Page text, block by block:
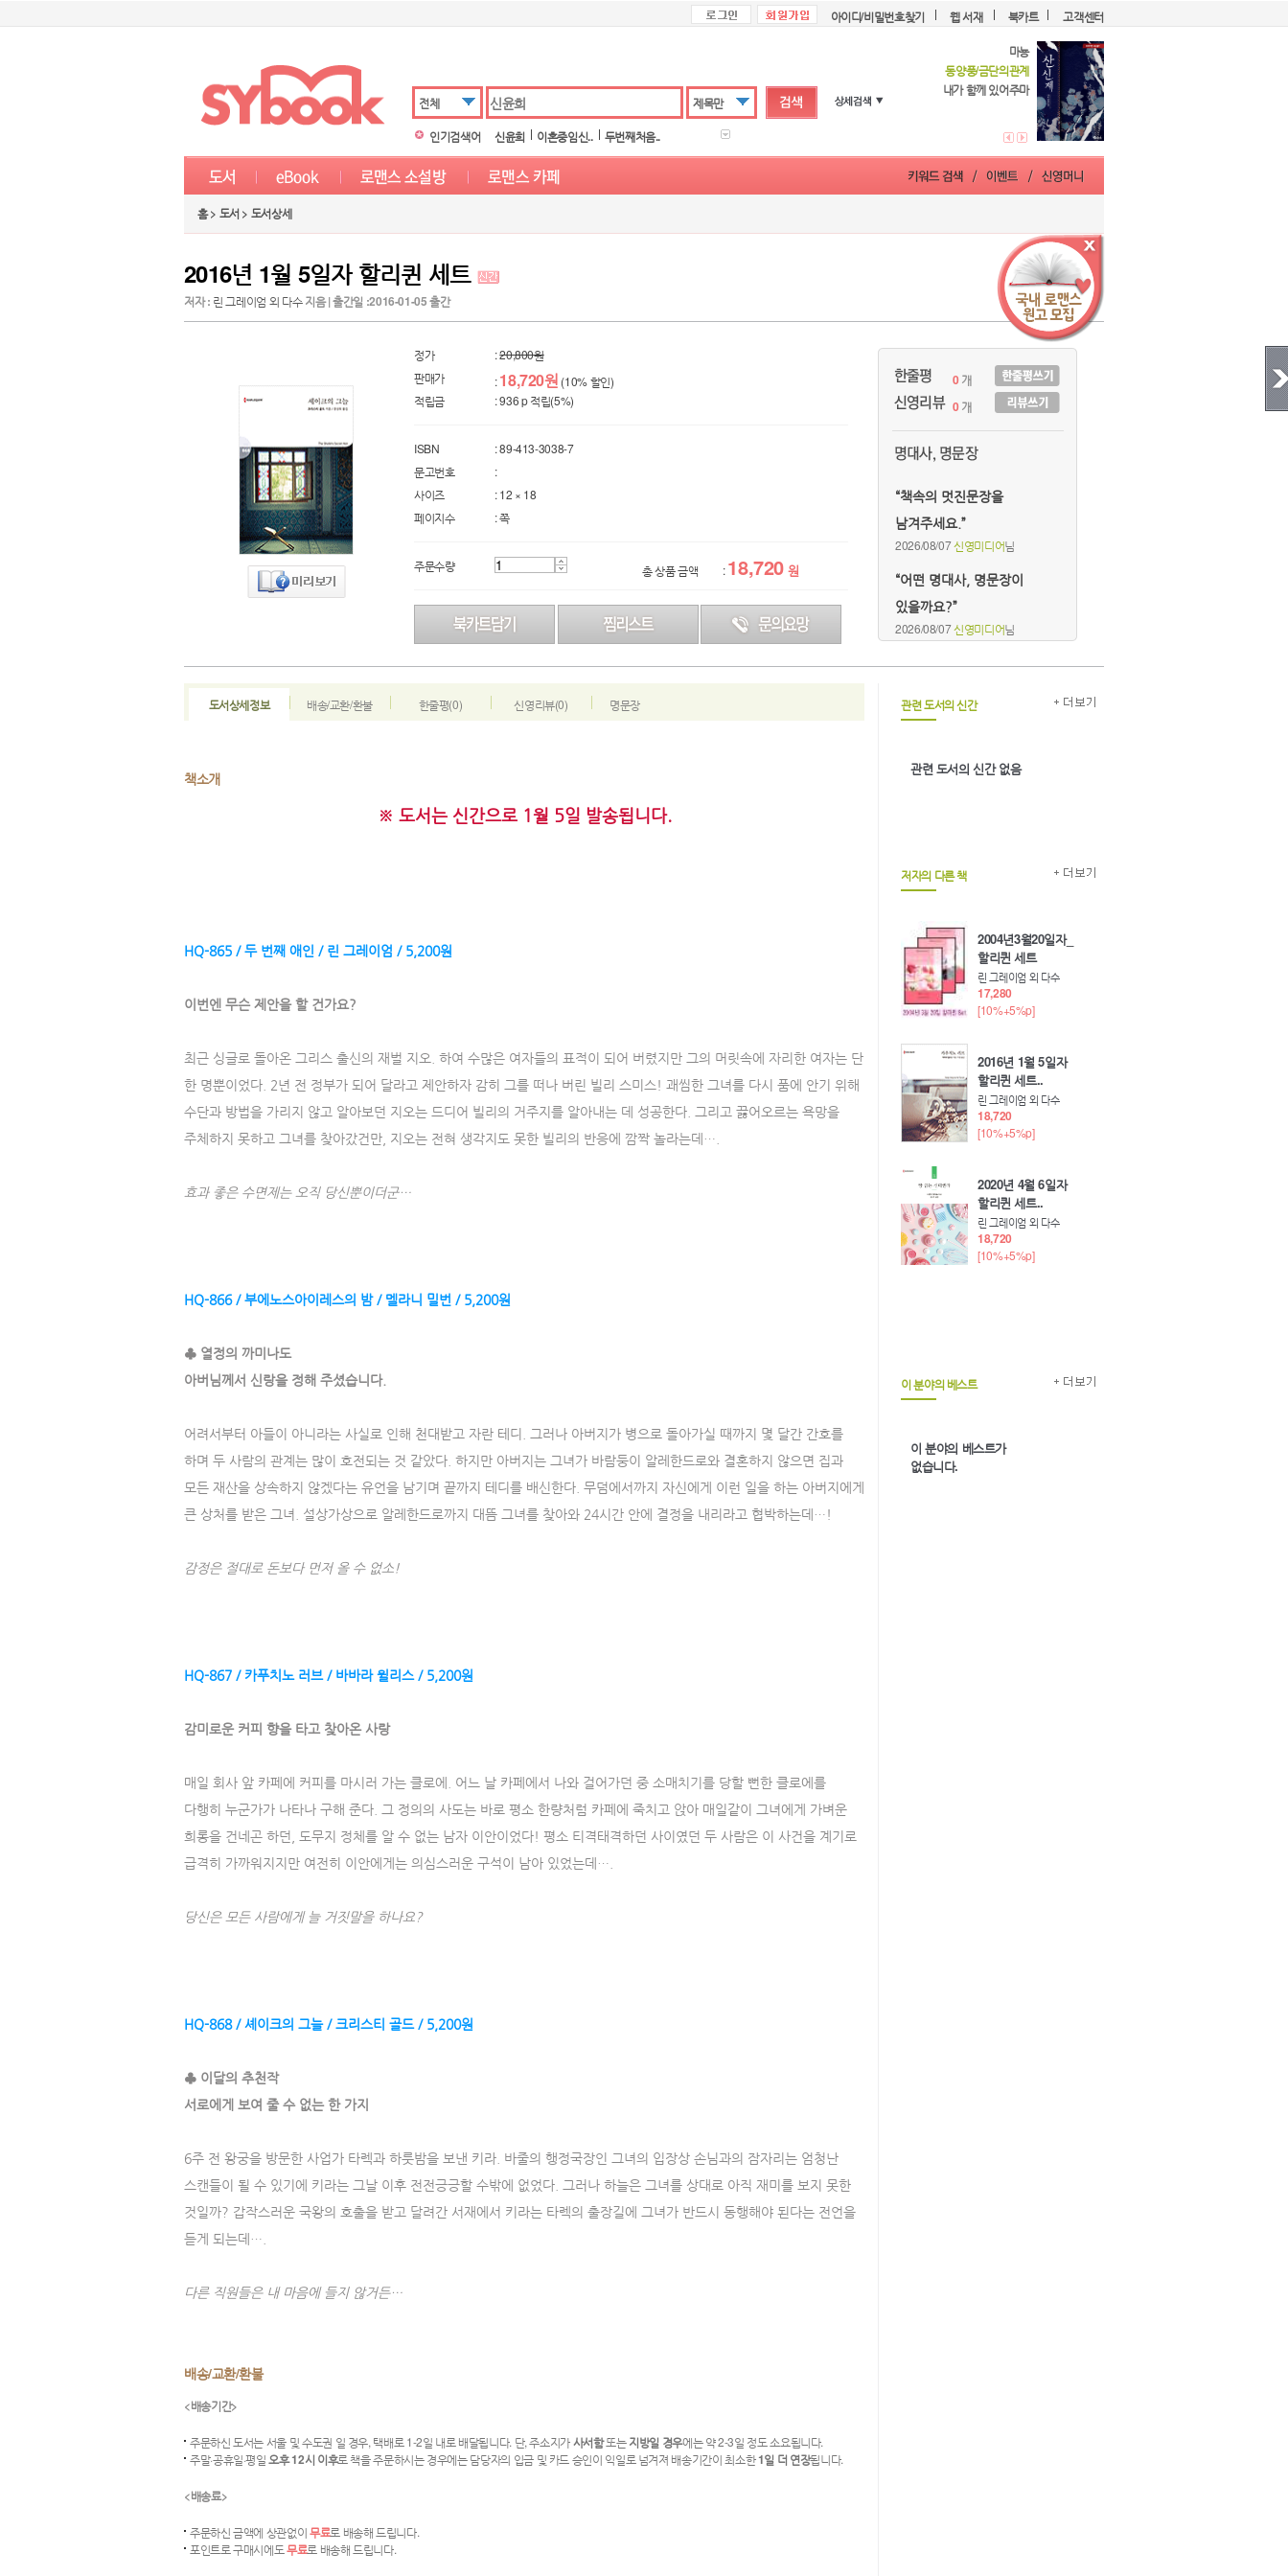
아이디/비밀번호찾기 웹 서재 북카트 고객센터
전체
제목만
인기검색어
신윤희 이혼중임신.. 두번째처음..
마뇽
동양풍/금단의관계
내가 함께 있어주마
홈 > 도서 > 도서상세
2016년 1월 5일자 할리퀸 세트
저자 : 린 그레이엄 외 다수지음 | 출간일 :2016-01-05 출간
정가 :20,800원
판매가
:18,720원 (10% 할인)
적립금
: 936 p 적립(5%)
ISBN
: 89-413-3038-7
문고번호
:
사이즈
: 12 × 18
페이지수
: 쪽
주문수량 총 상품 금액 :18,720 원
0개
0개
“책속의 멋진문장을
남겨주세요.”
2026/08/07신영미디어님
“어떤 명대사, 명문장이
있을까요?”
2026/08/07신영미디어님
도서상세정보 배송/교환/환불 한줄평(0) 신영리뷰(0) 명문장
책소개
※ 도서는 신간으로 1월 5일 발송됩니다.
HQ-865 / 두 번째 애인 / 린 그레이엄 / 5,200원
이번엔 무슨 제안을 할 건가요?
최근 싱글로 돌아온 그리스 출신의 재벌 지오. 하여 수많은 여자들의 표적이 되어 버렸지만 그의 머릿속에 자리한 여자는 단
한 명뿐이었다. 2년 전 정부가 되어 달라고 제안하자 감히 그를 떠나 버린 빌리 스미스! 괘씸한 그녀를 다시 품에 안기 위해
수단과 방법을 가리지 않고 알아보던 지오는 드디어 빌리의 거주지를 알아내는 데 성공한다. 그리고 끓어오르는 욕망을
주체하지 못하고 그녀를 찾아갔건만, 지오는 전혀 생각지도 못한 빌리의 반응에 깜짝 놀라는데….
효과 좋은 수면제는 오직 당신뿐이더군…
HQ-866 / 부에노스아이레스의 밤 / 멜라니 밀번 / 5,200원
♣ 열정의 까미나도
아버님께서 신랑을 정해 주셨습니다.
어려서부터 아들이 아니라는 사실로 인해 천대받고 자란 테디. 그러나 아버지가 병으로 돌아가실 때까지 몇 달간 간호를
하며 두 사람의 관계는 많이 호전되는 것 같았다. 하지만 아버지는 그녀가 바람둥이 알레한드로와 결혼하지 않으면 집과
모든 재산을 상속하지 않겠다는 유언을 남기며 끝까지 테디를 배신한다. 무덤에서까지 자신에게 이런 일을 하는 아버지에게
큰 상처를 받은 그녀. 설상가상으로 알레한드로까지 대뜸 그녀를 찾아와 24시간 안에 결정을 내리라고 협박하는데…!
감정은 절대로 돈보다 먼저 올 수 없소!
HQ-867 / 카푸치노 러브 / 바바라 윌리스 / 5,200원
감미로운 커피 향을 타고 찾아온 사랑
매일 회사 앞 카페에 커피를 마시러 가는 클로에. 어느 날 카페에서 나와 걸어가던 중 소매치기를 당할 뻔한 클로에를
다행히 누군가가 나타나 구해 준다. 그 정의의 사도는 바로 평소 한량처럼 카페에 죽치고 앉아 매일같이 그녀에게 가벼운
희롱을 건네곤 하던, 도무지 정체를 알 수 없는 남자 이안이었다! 평소 티격태격하던 사이였던 두 사람은 이 사건을 계기로
급격히 가까워지지만 여전히 이안에게는 의심스러운 구석이 남아 있었는데….
당신은 모든 사람에게 늘 거짓말을 하나요?
HQ-868 / 셰이크의 그늘 / 크리스티 골드 / 5,200원
♣ 이달의 추천작
서로에게 보여 줄 수 없는 한 가지
6주 전 왕궁을 방문한 사업가 타렉과 하룻밤을 보낸 키라. 바줄의 행정국장인 그녀의 입장상 손님과의 잠자리는 엄청난
스캔들이 될 수 있기에 키라는 그날 이후 전전긍긍할 수밖에 없었다. 그러나 하늘은 그녀를 상대로 아직 재미를 보지 못한
것일까? 갑작스러운 국왕의 호출을 받고 달려간 서재에서 키라는 타렉의 출장길에 그녀가 반드시 동행해야 된다는 전언을
듣게 되는데….
다른 직원들은 내 마음에 들지 않거든…
배송/교환/환불
<배송기간>
주문하신 도서는 서울 및 수도권 일 경우, 택배로 1-2일 내로 배달됩니다. 단, 주소지가사서함또는지방일 경우에는 약 2-3일 정도 소요됩니다.
주말·공휴일·평일오후 12시 이후로 책을 주문하시는 경우에는 담당자의 입금 및 카드 승인이 익일로 넘겨져 배송기간이 최소한1일 더 연장됩니다.
<배송료>
주문하신 금액에 상관없이무료로 배송해 드립니다.
포인트로 구매시에도무료로 배송해 드립니다.
관련 도서의 신간
관련 도서의 신간 없음
저자의 다른 책
2004년3월20일자_
할리퀸 세트
린 그레이엄 외 다수
17,280
[10%+5%p]
2016년 1월 5일자
할리퀸 세트..
린 그레이엄 외 다수
18,720
[10%+5%p]
2020년 4월 6일자
할리퀸 세트..
린 그레이엄 외 다수
18,720
[10%+5%p]
이 분야의 베스트
이 분야의 베스트가
없습니다.